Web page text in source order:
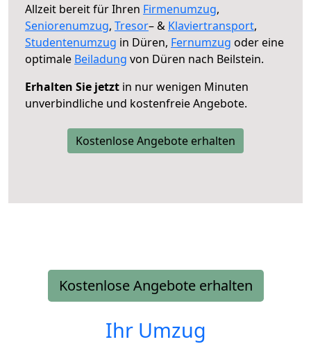
Allzeit bereit für Ihren Firmenumzug,
Seniorenumzug, Tresor– & Klaviertransport,
Studentenumzug in Düren, Fernumzug oder eine
optimale Beiladung von Düren nach Beilstein.
Erhalten Sie jetzt in nur wenigen Minuten
unverbindliche und kostenfreie Angebote.
Kostenlose Angebote erhalten
Kostenlose Angebote erhalten
Ihr Umzug